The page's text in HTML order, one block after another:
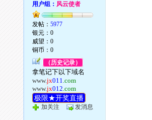
用户组： 风云使者
发帖：5977
银元：0
威望：0
铜币：0
（历史记录）
拿笔记下以下域名
www.jx011.com
www.jx012.com
极限★开奖直播
加关注 发消息